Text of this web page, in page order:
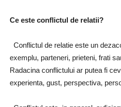
Ce este conflictul de relatii?
Conflictul de relatie este un
exemplu, parteneri, prieteni, frati
Radacina conflictului ar putea fi
experienta, gust, perspectiva,